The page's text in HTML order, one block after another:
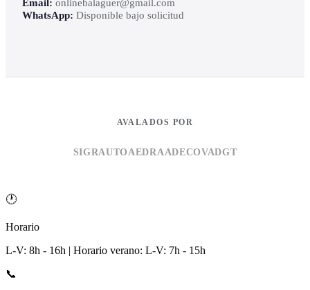
WhatsApp: Disponible bajo solicitud
AVALADOS POR
SIGRAUTOAEDRAADECOVADGT
🕐
Horario
L-V: 8h - 16h | Horario verano: L-V: 7h - 15h
📞